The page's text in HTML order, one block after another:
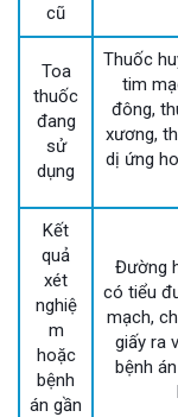
cũ
Toa
thuốc
đang
sử
dụng
Thuốc
tim
đông,
xương,
dị ứng
Kết
quả
xét
nghiệ
m
hoặc
bệnh
án gần
Đường
có tiểu
mạch,
giấy ra
bệnh